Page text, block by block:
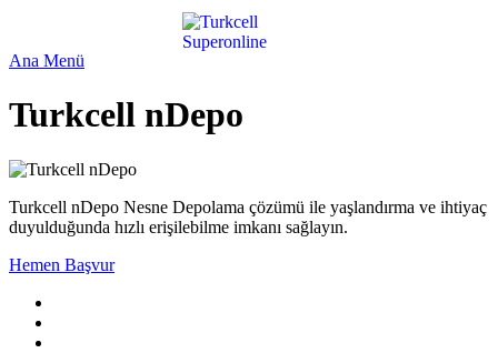
Ana Menü
Turkcell nDepo
Turkcell nDepo Nesne Depolama çözümü ile yaşlandırma ve ihtiyaç
duyulduğunda hızlı erişilebilme imkanı sağlayın.
Hemen Başvur